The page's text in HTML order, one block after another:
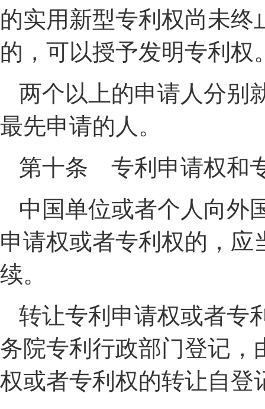
的实用新型专利权尚未
的，可以授予发明专利权
两个以上的申请人分别
最先申请的人。
第十条 专利申请权和
中国单位或者个人向外
申请权或者专利权的，
续。
转让专利申请权或者专
务院专利行政部门登记，
权或者专利权的转让自登